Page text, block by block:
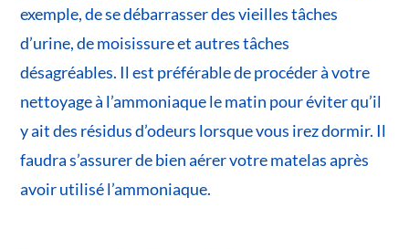
exemple, de se débarrasser des vieilles tâches
d’urine, de moisissure et autres tâches
désagréables. Il est préférable de procéder à votre
nettoyage à l’ammoniaque le matin pour éviter qu’il
y ait des résidus d’odeurs lorsque vous irez dormir. Il
faudra s’assurer de bien aérer votre matelas après
avoir utilisé l’ammoniaque.